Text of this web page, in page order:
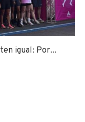
igual: Por...